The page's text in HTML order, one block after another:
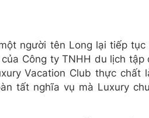
người tên Long lại tiếp
Công ty TNHH du lịch tập
Vacation Club thực chất
tất nghĩa vụ mà Luxury